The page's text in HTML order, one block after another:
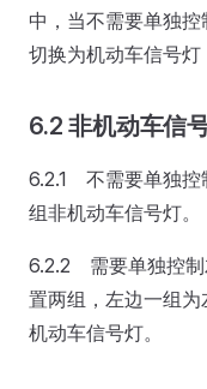
中，当不需要单独
切换为机动车信号灯
6.2 非机动车信
6.2.1 不需要单独控
组非机动车信号灯。
6.2.2 需要单独控制
置两组，左边一组
机动车信号灯。